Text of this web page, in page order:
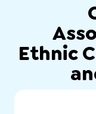
Ethnic